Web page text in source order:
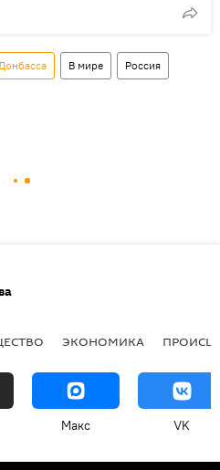
В мире Россия
ЭКОНОМИКА
Макс VK